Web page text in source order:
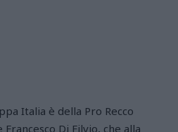
Italia è della Pro Recco
Di Filvio, che alla